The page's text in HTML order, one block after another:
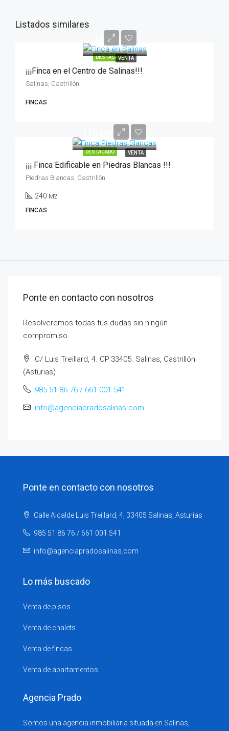
Listados similares
DESTACADOVENTA
420.000€
¡¡¡Finca en el Centro de Salinas!!!
Salinas, Castrillón
FINCAS
DESTACADO VENTA
110.000€
¡¡¡ Finca Edificable en Piedras Blancas !!!
Piedras Blancas, Castrillón
240 M2
FINCAS
Ponte en contacto con nosotros
Resolveremos todas tus dudas sin ningún
compromiso.
C/ Luis Treillard, 4. CP:33405. Salinas, Castrillón
(Asturias)
985 51 86 76 / 661 001 541
info@agenciapradosalinas.com
Ponte en contacto con nosotros
Calle Alcalde Luis Treillard, 4, 33405 Salinas, Asturias
985 51 86 76 / 661 001 541
info@agenciapradosalinas.com
Lo más buscado
Venta de pisos
Venta de chalets
Venta de fincas
Venta de apartamentos
Agencia Prado
Somos una agencia inmobiliaria situada en Salinas,